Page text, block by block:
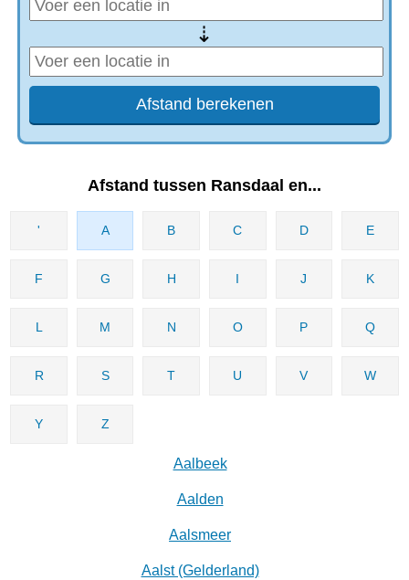
⇢
Afstand tussen Ransdaal en...
' A B C D E
F G H I J K
L M N O P Q
R S T U V W
Y Z
Aalbeek
Aalden
Aalsmeer
Aalst (Gelderland)